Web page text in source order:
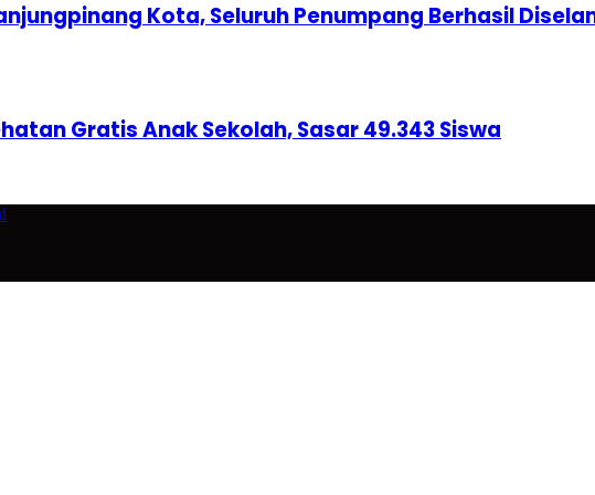
Kota, Seluruh Penumpang Berhasil
Gratis Anak Sekolah, Sasar 49.343 Siswa